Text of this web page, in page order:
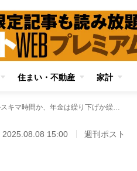
住まい・不動産 家計
【定年後マネーの最適解】働き方はフルタイムかスキマ時間か、年金は繰り下げか繰り上げか、投資か貯蓄か…老後破産を避けるためのポイントを解説
2025.08.08 15:00 週刊ポスト